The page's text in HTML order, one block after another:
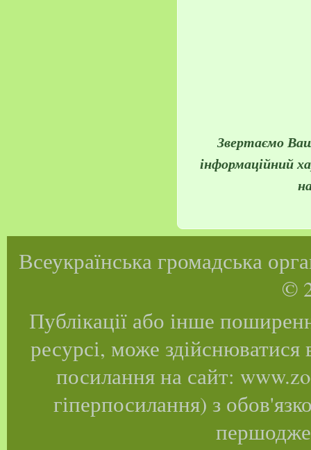
Звертаємо
інформаційний
Всеукраїнська громадська
©
Публікації або інше
ресурсі, може здійснюватися
посилання на сайт:
гіперпосилання) з